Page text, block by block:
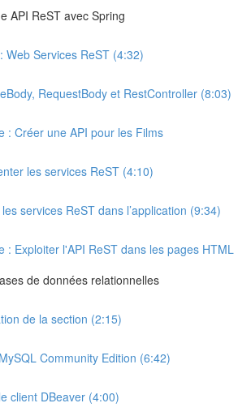
API ReST avec Spring
Web Services ReST (4:32)
RequestBody et RestController (8:03)
: Créer une API pour les Films
les services ReST (4:10)
services ReST dans l’application (9:34)
: Exploiter l'API ReST dans les pages HTML
de données relationnelles
de la section (2:15)
Community Edition (6:42)
client DBeaver (4:00)